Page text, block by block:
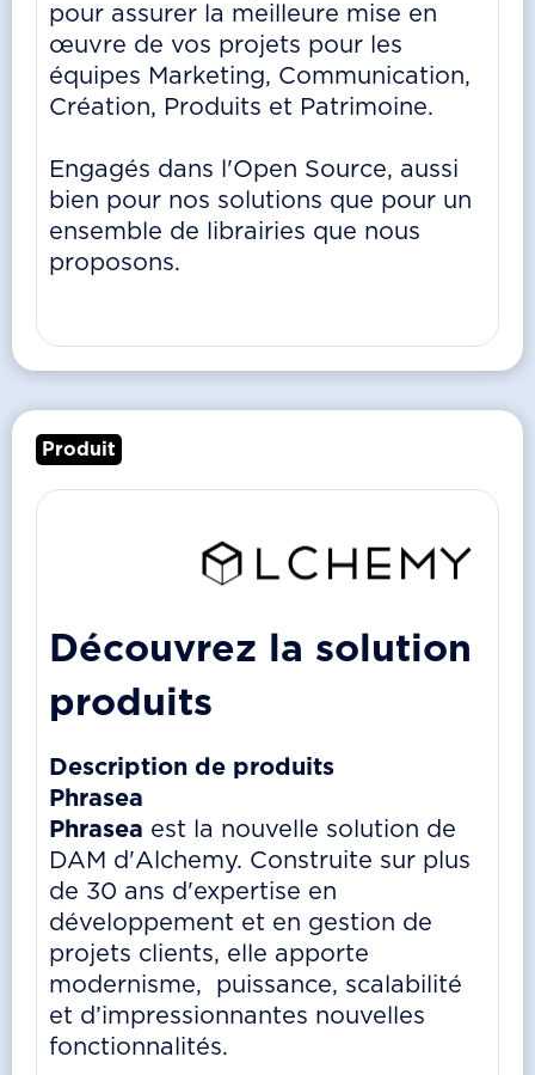
pour assurer la meilleure mise en
œuvre de vos projets pour les
équipes Marketing, Communication,
Création, Produits et Patrimoine.
Engagés dans l'Open Source, aussi
bien pour nos solutions que pour un
ensemble de librairies que nous
proposons.
Produit
Découvrez la solution
produits
Description de produits
Phrasea
Phrasea est la nouvelle solution de
DAM d'Alchemy. Construite sur plus
de 30 ans d'expertise en
développement et en gestion de
projets clients, elle apporte
modernisme, puissance, scalabilité
et d’impressionnantes nouvelles
fonctionnalités.